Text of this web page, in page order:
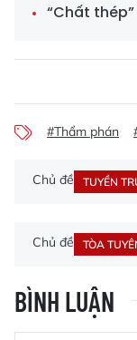
“Chất
#Thẩm phán
Chủ đề TUYỀN
Chủ đề TÒA
BÌNH LUẬN